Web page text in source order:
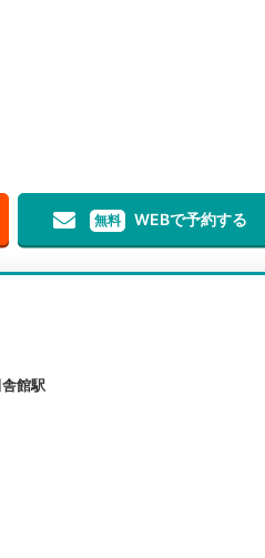
無料 WEBで予約する
館駅